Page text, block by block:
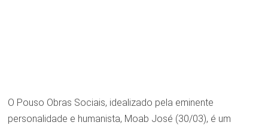
O Pouso Obras Sociais, idealizado pela eminente
personalidade e humanista, Moab José (30/03), é um